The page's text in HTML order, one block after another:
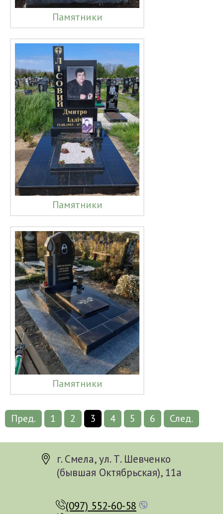
Памятники
Памятники
Памятники
Пред. 1 2 3 4 5 6 След.
г. Смела, ул. Т. Шевченко
(бывшая Октябрьская), 11а
(097) 552-60-58